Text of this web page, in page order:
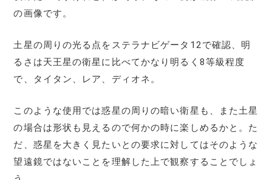
の画像です。
土星の周りの光る点をステラナビゲータ12で確認、明
るさは天王星の衛星に比べてかなり明るく8等級程度
で、タイタン、レア、ディオネ。
このような使用では惑星の周りの暗い衛星も、また土星
の場合は形状も見えるので何かの時に楽しめるかと。た
だ、惑星を大きく見たいとの要求に対してはそのような
望遠鏡ではないことを理解した上で観察することでしょ